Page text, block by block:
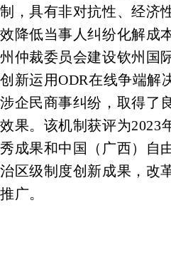
制，具有非对抗性、经济
效降低当事人纠纷化解成
州仲裁委员会建设钦州国
创新运用ODR在线争端解
涉企民商事纠纷，取得了
效果。该机制获评为2023
秀成果和中国（广西）自
治区级制度创新成果，改
推广。